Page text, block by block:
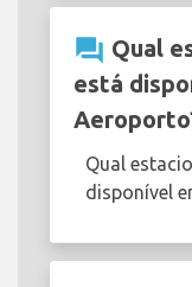
question_answer Qual
está
Qual
disponível